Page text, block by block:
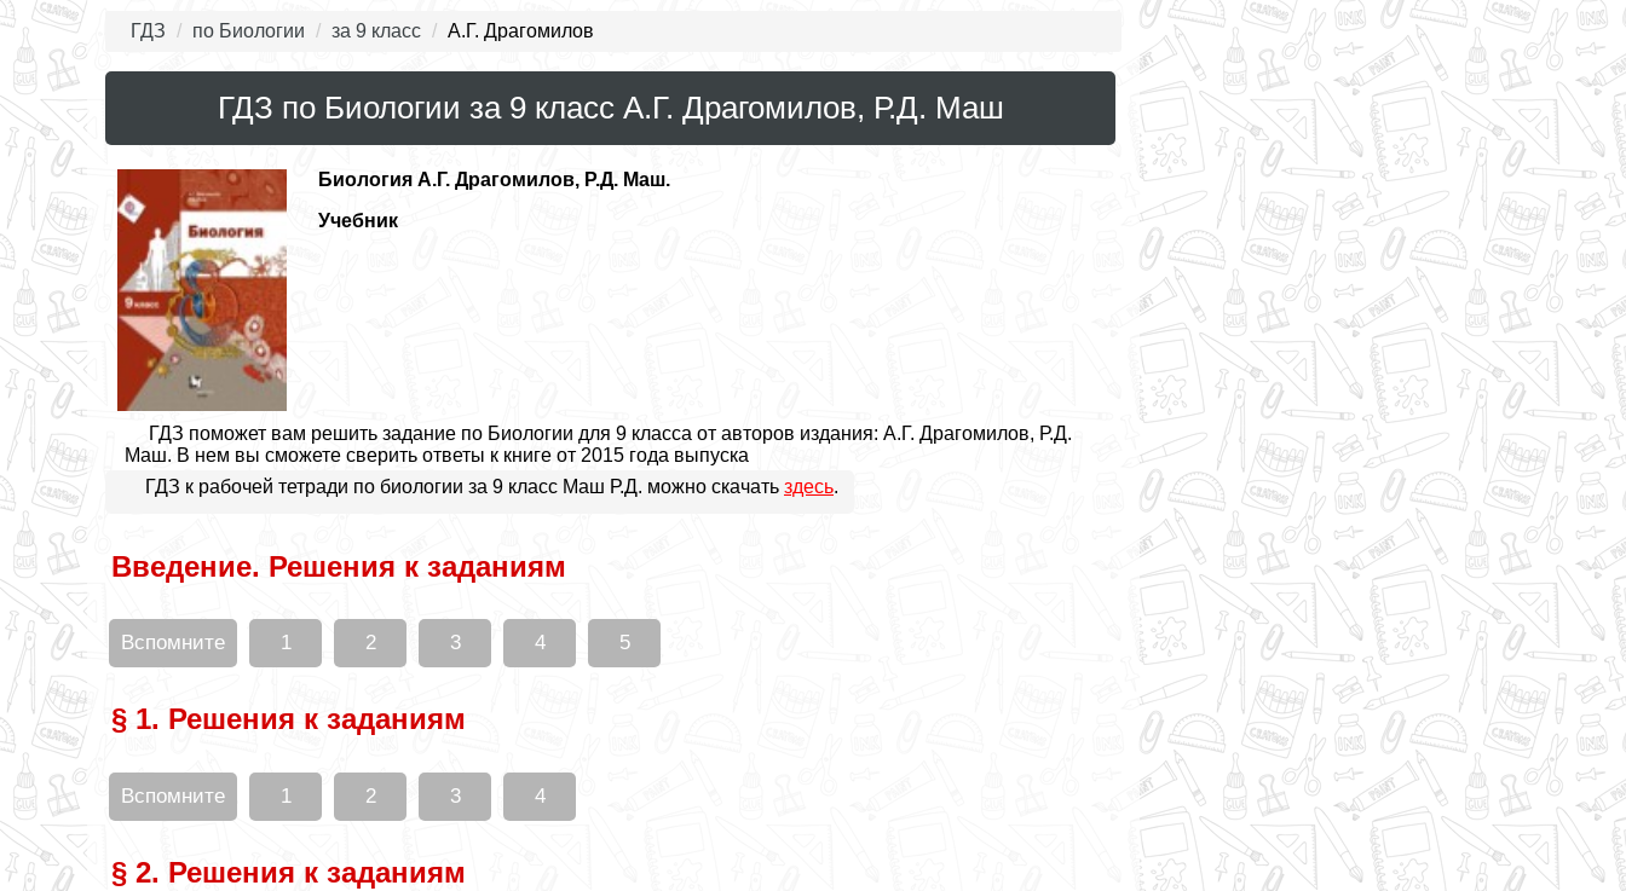
ГДЗ по Биологии за 9 класс А.Г. Драгомилов
ГДЗ по Биологии за 9 класс А.Г. Драгомилов, Р.Д. Маш
Биология А.Г. Драгомилов, Р.Д. Маш.
Учебник
ГДЗ поможет вам решить задание по Биологии для 9 класса от авторов издания: А.Г. Драгомилов, Р.Д.
Маш. В нем вы сможете сверить ответы к книге от 2015 года выпуска
ГДЗ к рабочей тетради по биологии за 9 класс Маш Р.Д. можно скачать здесь.
Введение. Решения к заданиям
Вспомните 1 2 3 4 5
§ 1. Решения к заданиям
Вспомните 1 2 3 4
§ 2. Решения к заданиям